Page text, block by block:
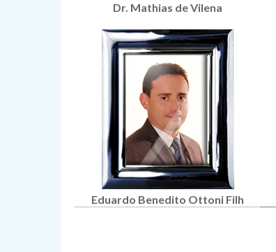
Dr. Mathias de Vilena
Eduardo Benedito Ottoni Filh